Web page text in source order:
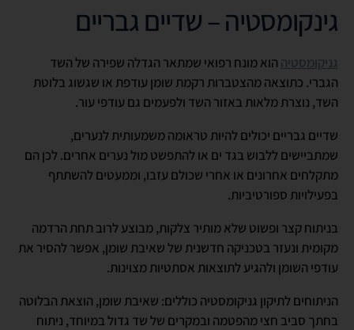
גינקומסטיה – שדיים גבריים
גניקומסטיה הוא מונח רפואי שמתאר הגדלה שפירה של השד
הגברי. כתוצאה מהצטברות רקמת שומן עודפת או שגשוג בלוטת
השד, נוצרת מלאות באזור השד ולפעמים גם עודפי עור.
שדיים גבריים יכולים להיות טראומה משמעותית לנערים,
שמתביישים ללבוש בגד ים או להתפשט מול נערים אחרים. לכן הם
מתקלחים אחרונים או אחרי שכולם עזבו, וממעטים להשתתף
בפעילויות ספורטיביות.
בניתוח קצר ופשוט שלא מותיר צלקות, מבוצע לרוב תחת הרדמה
מקומית ונעזר בטכניקה חדשנית של שאיבת שומן, אפשר להסיר את
עודפי השומן ולהגיע לתוצאות אסתטיות מצוינות.
הניתוחים לתיקון גניקומסטיה כוללים: שאיבת שומן, הוצאת הבלוטה
בחתך סביב חצי מהפטמה ובמקרים של שד גדול במיוחד, ניתוח